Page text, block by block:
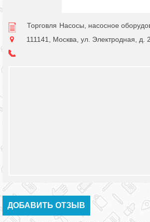
Торговля Насосы, насосное
111141, Москва, ул. Электродная, д.
ДОБАВИТЬ ОТЗЫВ